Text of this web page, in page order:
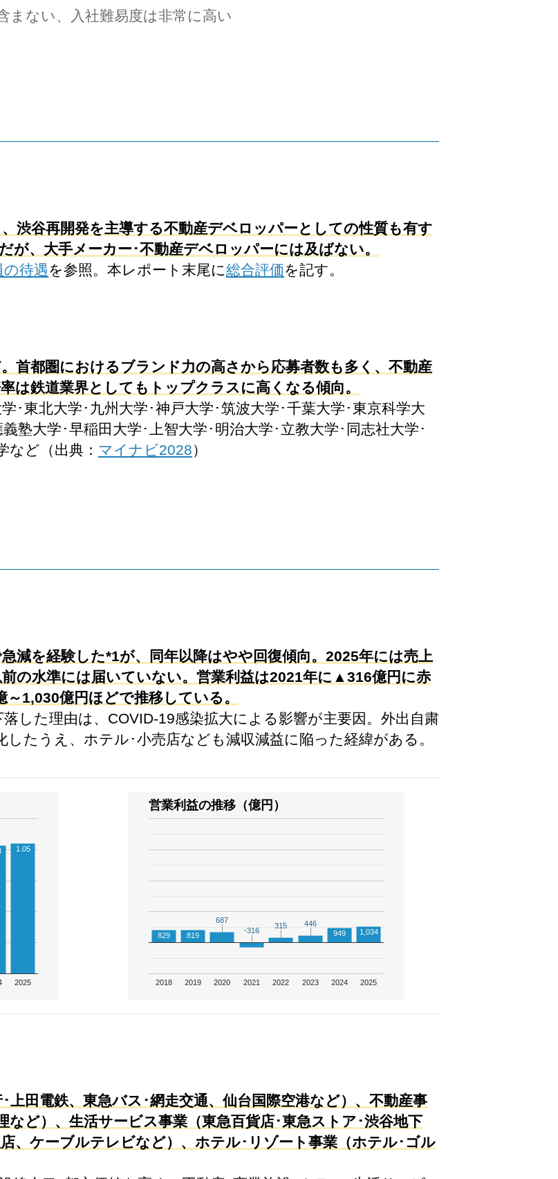
まない、入社難易度は非常に高い
渋谷再開発を主導する不動産デベロッパーとしての性質も有す
が、大手メーカー･不動産デベロッパーには及ばない。
の待遇を参照。本レポート末尾に総合評価を記す。
首都圏におけるブランド力の高さから応募者数も多く、不動産
は鉄道業界としてもトップクラスに高くなる傾向。
･東北大学･九州大学･神戸大学･筑波大学･千葉大学･東京科学大
塾大学･早稲田大学･上智大学･明治大学･立教大学･同志社大学･
など（出典： マイナビ2028）
減を経験した*1が、同年以降はやや回復傾向。2025年には売上
の水準には届いていない。営業利益は2021年に▲316億円に赤
1,030億円ほどで推移している。
した理由は、COVID-19感染拡大による影響が主要因。外出自粛
たうえ、ホテル･小売店なども減収減益に陥った経緯がある。
2025
1.05
営業利益の推移（億円）
2018 2019 2020 2021 2022 2023 2024 2025
829 819
687
687
-316
-316
315
315 446
446
949
1,034
上田電鉄、東急バス･網走交通、仙台国際空港など）、不動産事
など）、生活サービス事業（東急百貨店･東急ストア･渋谷地下
、ケーブルテレビなど）、ホテル･リゾート事業（ホテル･ゴル